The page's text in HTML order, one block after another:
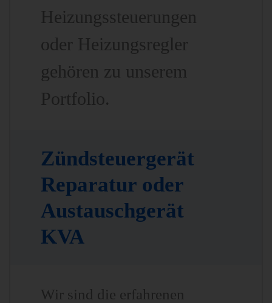
Heizungssteuerungen
oder Heizungsregler
gehören zu unserem
Portfolio.
Zündsteuergerät
Reparatur oder
Austauschgerät
KVA
Wir sind die erfahrenen